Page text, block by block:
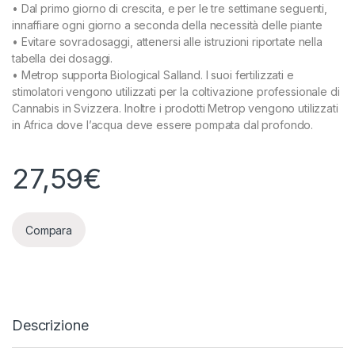
• Dal primo giorno di crescita, e per le tre settimane seguenti,
innaffiare ogni giorno a seconda della necessità delle piante
• Evitare sovradosaggi, attenersi alle istruzioni riportate nella
tabella dei dosaggi.
• Metrop supporta Biological Salland. I suoi fertilizzati e
stimolatori vengono utilizzati per la coltivazione professionale di
Cannabis in Svizzera. Inoltre i prodotti Metrop vengono utilizzati
in Africa dove l’acqua deve essere pompata dal profondo.
27,59€
Compara
Descrizione